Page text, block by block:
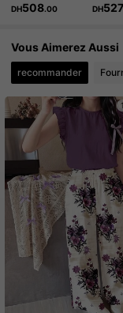
DH508.00 DH527
Vous Aimerez Aussi
recommander